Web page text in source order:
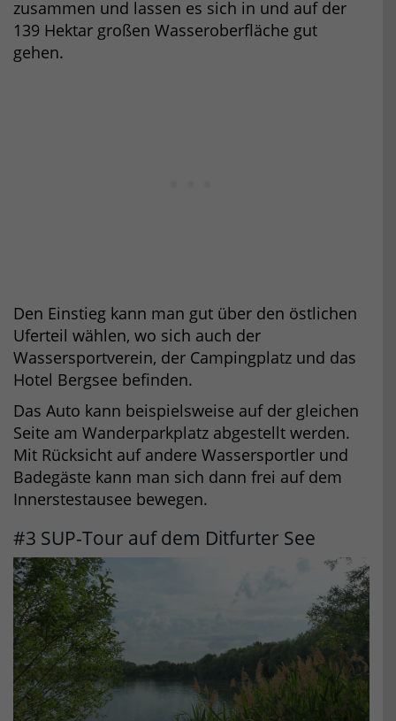
zusammen und lassen es sich in und auf der
139 Hektar großen Wasseroberfläche gut
gehen.
Den Einstieg kann man gut über den östlichen
Uferteil wählen, wo sich auch der
Wassersportverein, der Campingplatz und das
Hotel Bergsee befinden.
Das Auto kann beispielsweise auf der gleichen
Seite am Wanderparkplatz abgestellt werden.
Mit Rücksicht auf andere Wassersportler und
Badegäste kann man sich dann frei auf dem
Innerstestausee bewegen.
#3 SUP-Tour auf dem Ditfurter See